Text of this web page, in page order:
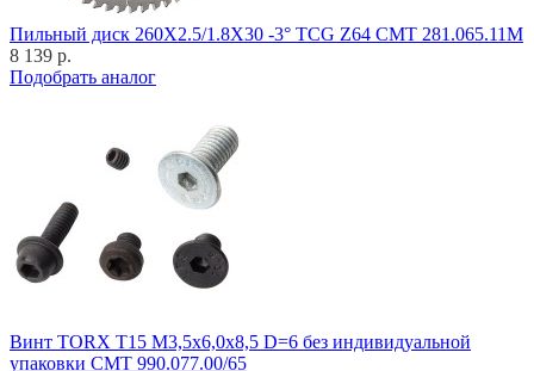
Пильный диск 260X2.5/1.8X30 -3° TCG Z64 CMT 281.065.11M
8 139 р.
Подобрать аналог
Винт TORX T15 M3,5x6,0x8,5 D=6 без индивидуальной
упаковки CMT 990.077.00/65